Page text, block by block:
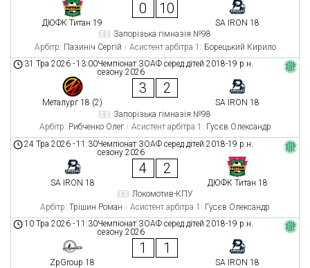
ДЮФК Титан 19
0 10
SA IRON 18
Запорізька гімназія №98
Арбітр: Пазиніч Сергій Асистент арбітра 1: Борецький Кирило
Чемпіонат ЗОАФ серед дітей 2018-19 р.н.
сезону 2026
31 Тра 2026 -13:00
Металург 18 (2)
3 2
SA IRON 18
Запорізька гімназія №98
Арбітр: Рибченко Олег Асистент арбітра 1: Гусєв Олександр
Чемпіонат ЗОАФ серед дітей 2018-19 р.н.
сезону 2026
24 Тра 2026 -11:30
SA IRON 18
4 2
ДЮФК Титан 18
Локомотив-КПУ
Арбітр: Трішин Роман Асистент арбітра 1: Гусєв Олександр
Чемпіонат ЗОАФ серед дітей 2018-19 р.н.
сезону 2026
10 Тра 2026 -11:30
ZpGroup 18
1 1
SA IRON 18